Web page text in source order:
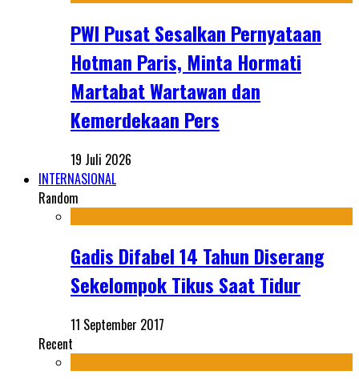
PWI Pusat Sesalkan Pernyataan
Hotman Paris, Minta Hormati
Martabat Wartawan dan
Kemerdekaan Pers
19 Juli 2026
INTERNASIONAL
Random
Gadis Difabel 14 Tahun Diserang
Sekelompok Tikus Saat Tidur
11 September 2017
Recent